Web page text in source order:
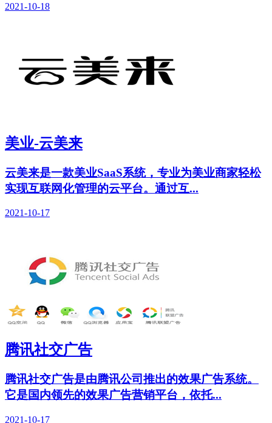
2021-10-18
美业-云美来
云美来是一款美业SaaS系统，专业为美业商家轻松
实现互联网化管理的云平台。通过互...
2021-10-17
腾讯社交广告
腾讯社交广告是由腾讯公司推出的效果广告系统。
它是国内领先的效果广告营销平台，依托...
2021-10-17